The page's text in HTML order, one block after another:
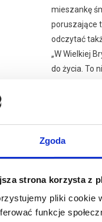
Zgoda
strona korzysta z
pliki cookie
funkcje
mieszankę
poruszające
odczytać
„W Wielkiej
do życia. To
Records z
tworzyć
blogu
jeszcze
THE
2021 roku,
Założona w